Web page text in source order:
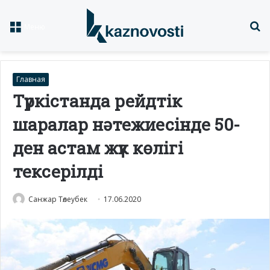
Главная
Түркістанда рейдтік
шаралар нәтежиесінде 50-
ден астам жүк көлігі
тексерілді
Санжар Төлеубек 17.06.2020